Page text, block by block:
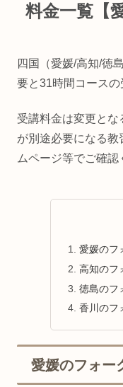
料金一覧【
四国（愛媛/高知/徳
要と31時間コースの
受講料金は変更と
が別途必要になる
ムページ等でご確認
愛媛のフ
高知のフ
徳島のフ
香川のフ
愛媛のフォー